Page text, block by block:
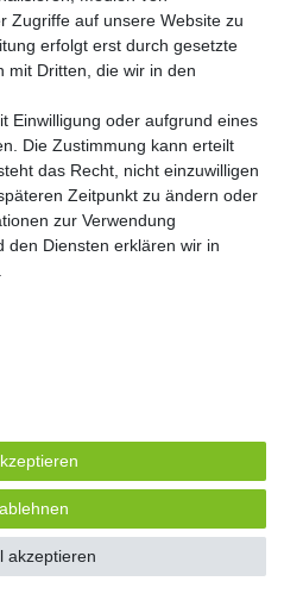
** Hierbei handelt es sich um ein Pflichtfeld.
Impressum
AGB Kontakt
Zugriffe auf unsere Website zu
erfolgt erst durch gesetzte
mit Dritten, die wir in den
Einwilligung oder aufgrund eines
Die Zustimmung kann erteilt
das Recht, nicht einzuwilligen
Zeitpunkt zu ändern oder
zur Verwendung
den Diensten erklären wir in
akzeptieren
| Alle Rechte vorbehalten. |
Handel, Handwerk und
AGB Kontakt